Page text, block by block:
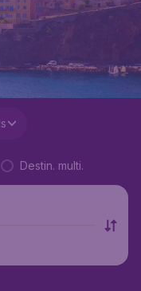
Destin. multi.